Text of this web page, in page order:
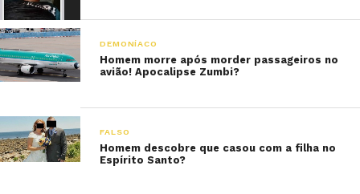
DEMONÍACO
Homem morre após morder passageiros no
avião! Apocalipse Zumbi?
FALSO
Homem descobre que casou com a filha no
Espírito Santo?